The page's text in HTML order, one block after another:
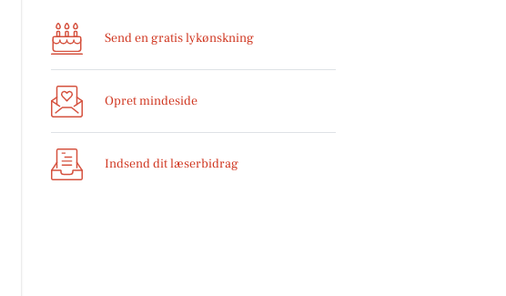
Send en gratis lykønskning
Opret mindeside
Indsend dit læserbidrag